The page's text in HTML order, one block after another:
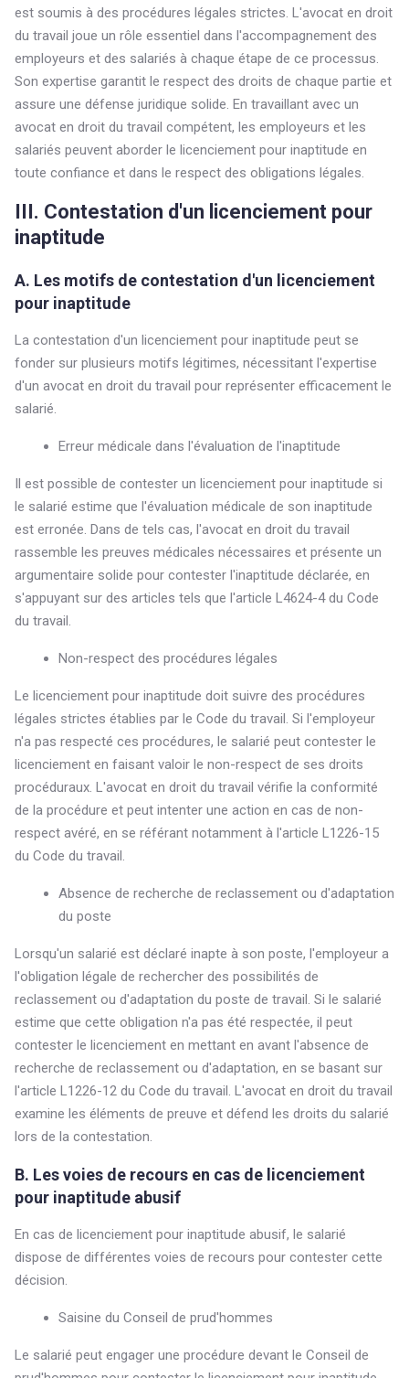
est soumis à des procédures légales strictes. L'avocat en droit
du travail joue un rôle essentiel dans l'accompagnement des
employeurs et des salariés à chaque étape de ce processus.
Son expertise garantit le respect des droits de chaque partie et
assure une défense juridique solide. En travaillant avec un
avocat en droit du travail compétent, les employeurs et les
salariés peuvent aborder le licenciement pour inaptitude en
toute confiance et dans le respect des obligations légales.
III. Contestation d'un licenciement pour
inaptitude
A. Les motifs de contestation d'un licenciement
pour inaptitude
La contestation d'un licenciement pour inaptitude peut se
fonder sur plusieurs motifs légitimes, nécessitant l'expertise
d'un avocat en droit du travail pour représenter efficacement le
salarié.
Erreur médicale dans l'évaluation de l'inaptitude
Il est possible de contester un licenciement pour inaptitude si
le salarié estime que l'évaluation médicale de son inaptitude
est erronée. Dans de tels cas, l'avocat en droit du travail
rassemble les preuves médicales nécessaires et présente un
argumentaire solide pour contester l'inaptitude déclarée, en
s'appuyant sur des articles tels que l'article L4624-4 du Code
du travail.
Non-respect des procédures légales
Le licenciement pour inaptitude doit suivre des procédures
légales strictes établies par le Code du travail. Si l'employeur
n'a pas respecté ces procédures, le salarié peut contester le
licenciement en faisant valoir le non-respect de ses droits
procéduraux. L'avocat en droit du travail vérifie la conformité
de la procédure et peut intenter une action en cas de non-
respect avéré, en se référant notamment à l'article L1226-15
du Code du travail.
Absence de recherche de reclassement ou d'adaptation
du poste
Lorsqu'un salarié est déclaré inapte à son poste, l'employeur a
l'obligation légale de rechercher des possibilités de
reclassement ou d'adaptation du poste de travail. Si le salarié
estime que cette obligation n'a pas été respectée, il peut
contester le licenciement en mettant en avant l'absence de
recherche de reclassement ou d'adaptation, en se basant sur
l'article L1226-12 du Code du travail. L'avocat en droit du travail
examine les éléments de preuve et défend les droits du salarié
lors de la contestation.
B. Les voies de recours en cas de licenciement
pour inaptitude abusif
En cas de licenciement pour inaptitude abusif, le salarié
dispose de différentes voies de recours pour contester cette
décision.
Saisine du Conseil de prud'hommes
Le salarié peut engager une procédure devant le Conseil de